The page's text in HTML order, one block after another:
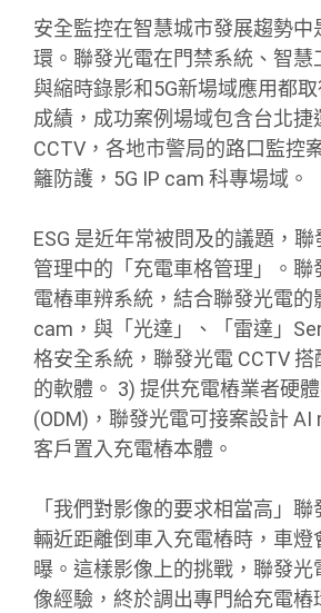
安全監控在智慧城市發展趨勢中
環。聯發光電在門禁系統、智慧
與縮時錄影和5G新場域應用都
成績，成功案例場域包含台北捷
CCTV，各地市警局的路口監控
籬防護，5G IP cam 科專場域。
ESG 是近年常被問及的議題，
管理中的「充電車格管理」。聯
電樁車辨系統，結合聯發光電的
cam，與「光達」、「雷達」
格安全系統，聯發光電 CCTV
的軟體。 3) 提供充電樁業者硬
(ODM)，聯發光電可接案設計 AI
客戶置入充電樁本體。
「我們對影像的要求相當高」
輛近距離倒車入充電樁時，車燈
曝。這樣影像上的挑戰，聯發光
像經驗，終於調出專門給充電樁